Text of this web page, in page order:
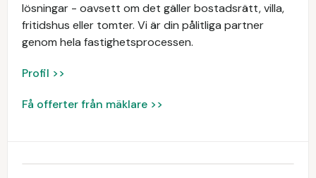
lösningar - oavsett om det gäller bostadsrätt, villa,
fritidshus eller tomter. Vi är din pålitliga partner
genom hela fastighetsprocessen.
Profil >>
Få offerter från mäklare >>